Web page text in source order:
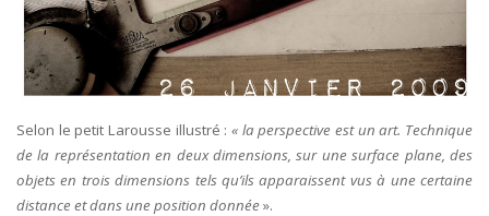
Selon le petit Larousse illustré : « la perspective est un art. Technique
de la représentation en deux dimensions, sur une surface plane, des
objets en trois dimensions tels qu’ils apparaissent vus à une certaine
distance et dans une position donnée».